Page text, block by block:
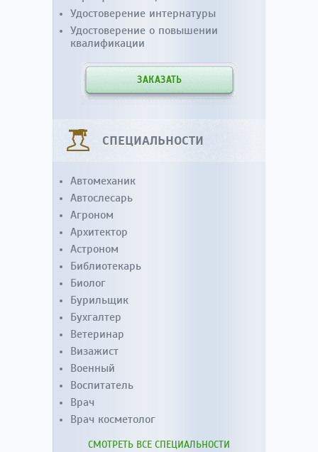
Удостоверение интернатуры
Удостоверение о повышении
квалификации
ЗАКАЗАТЬ
СПЕЦИАЛЬНОСТИ
Автомеханик
Автослесарь
Агроном
Архитектор
Астроном
Библиотекарь
Биолог
Бурильщик
Бухгалтер
Ветеринар
Визажист
Военный
Воспитатель
Врач
Врач косметолог
СМОТРЕТЬ ВСЕ СПЕЦИАЛЬНОСТИ